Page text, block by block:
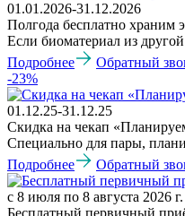
01.01.2026-31.12.2026
Полгода бесплатно храним
Если биоматериал из
Подробнее
Обратный
-23%
01.12.25-31.12.25
Скидка на чекап
Специально для пары,
Подробнее
Обратный
с 8 июля по 8 августа 2026 г.
Бесплатный первичный